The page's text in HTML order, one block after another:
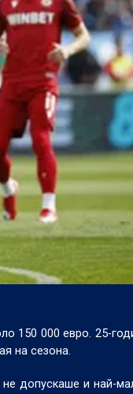
150 000 евро. 25-
на сезона.
допускаше и най-